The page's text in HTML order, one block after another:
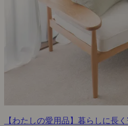
【わたしの愛用品】暮らしに長